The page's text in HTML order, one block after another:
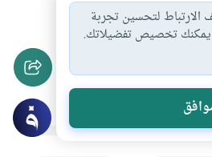
الإسلام والتنمية
لتحسين تجربة
تخصيص تفضيلاتك.